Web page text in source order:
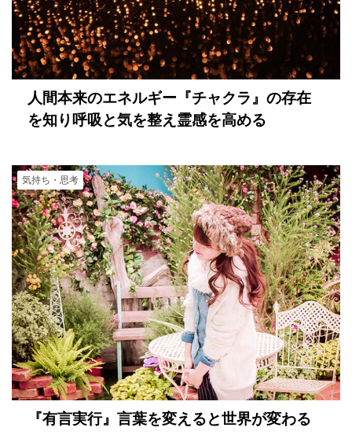
人間本来のエネルギー『チャクラ』の存在
を知り呼吸と気を整え霊感を高める
気持ち・思考
『有言実行』言葉を変えると世界が変わる